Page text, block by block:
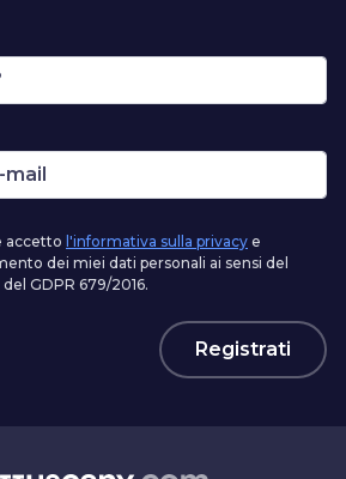
accetto l'informativa sulla privacy e
dei miei dati personali ai sensi del
GDPR 679/2016.
Registrati